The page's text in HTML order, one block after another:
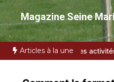
Magazine Seine
Articles à la une
des temps et des activités :